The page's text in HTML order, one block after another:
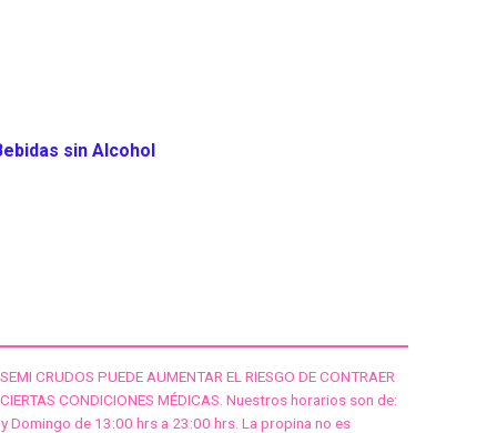
sin Alcohol
CRUDOS PUEDE AUMENTAR EL RIESGO DE CONTRAER
CONDICIONES MÉDICAS. Nuestros horarios son de:
Domingo de 13:00 hrs a 23:00 hrs. La propina no es